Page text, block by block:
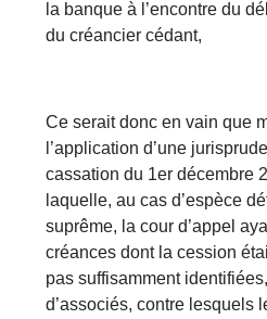
la banque à l’encontre du
du créancier cédant,
Ce serait donc en vain que
l’application d’une
cassation du 1er décembre
laquelle, au cas d’espèce
suprême, la cour d’appel
créances dont la cession
pas suffisamment
d’associés, contre lesquels